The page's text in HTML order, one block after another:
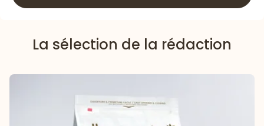
La sélection de la rédaction